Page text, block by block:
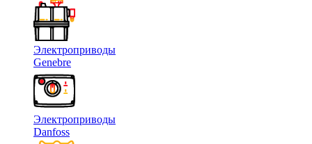
Электроприводы
Genebre
Электроприводы
Danfoss